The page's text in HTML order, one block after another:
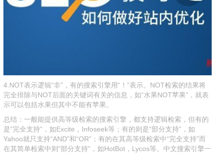
4.NOT表示逻辑“非”，有的搜索引擎用“！”表示。NOT检索的结果将
完全排除与NOT后面的关键词有关的信息，如“水果NOT苹果”，就表
示可以包括水果但其中不能有苹果。
总结：一般能提供高等级检索的搜索引擎，都支持逻辑检索，但有的
是“完全支持”，如Excite，Infoseek等；有的则是“部分支持”，如
Yahoo就只支持“AND”和“OR”；有的在其高等级检索中“完全支持”而
在其简单检索中则“部分支持”，如HotBot，Lycos等。中文搜索引擎一